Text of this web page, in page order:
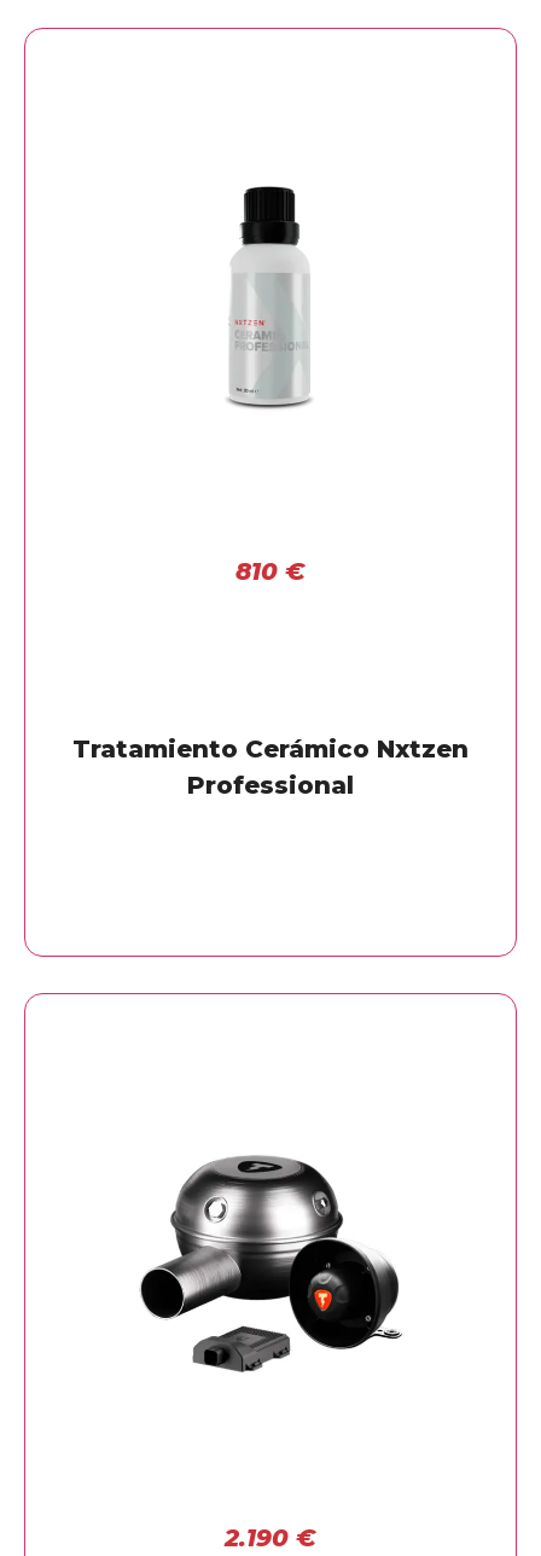
810 €
Tratamiento Cerámico Nxtzen
Professional
2.190 €